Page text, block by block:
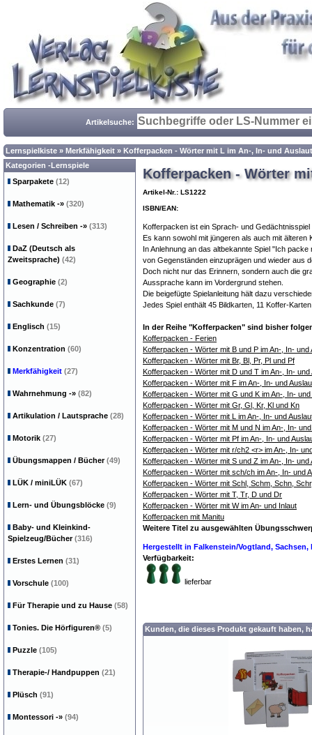
Artikelsuche:
Lernspielkiste » Merkfähigkeit » Kofferpacken - Wörter mit L im An-, In- und Auslaut
Kofferpacken - Wörter
Artikel-Nr.: LS1222
ISBN/EAN:
Kofferpacken ist ein Sprach- und
Es kann sowohl mit jüngeren als auch mit
In Anlehnung an das altbekannte Spiel "Ich
von Gegenständen einzuprägen und wieder aus
Doch nicht nur das Erinnern, sondern auch die
Aussprache kann im Vordergrund stehen.
Die beigefügte Spielanleitung hält dazu
Jedes Spiel enthält 45 Bildkarten, 11 Koffer-
In der Reihe "Kofferpacken" sind bisher
Kofferpacken - Ferien
Kofferpacken - Wörter mit B und P im An-, In- und
Kofferpacken - Wörter mit Br, Bl, Pr, Pl und Pf
Kofferpacken - Wörter mit D und T im An-, In- und
Kofferpacken - Wörter mit F im An-, In- und
Kofferpacken - Wörter mit G und K im An-, In- und
Kofferpacken - Wörter mit Gr, Gl, Kr, Kl und Kn
Kofferpacken - Wörter mit L im An-, In- und
Kofferpacken - Wörter mit M und N im An-, In-
Kofferpacken - Wörter mit Pf im An-, In- und
Kofferpacken - Wörter mit r/ch2 <r> im An-, In-
Kofferpacken - Wörter mit S und Z im An-, In- und
Kofferpacken - Wörter mit sch/ch im An-, In- und
Kofferpacken - Wörter mit Schl, Schm, Schn,
Kofferpacken - Wörter mit T, Tr, D und Dr
Kofferpacken - Wörter mit W im An- und Inlaut
Kofferpacken mit Manitu
Weitere Titel zu ausgewählten
Hergestellt in Falkenstein/Vogtland, Sachsen,
Verfügbarkeit:
lieferbar
Kunden, die dieses Produkt gekauft haben,
Kategorien -Lernspiele
Sparpakete (12)
Mathematik -» (320)
Lesen / Schreiben -» (313)
DaZ (Deutsch als
Zweitsprache) (42)
Geographie (2)
Sachkunde (7)
Englisch (15)
Konzentration (60)
Merkfähigkeit (27)
Wahrnehmung -» (82)
Artikulation / Lautsprache (28)
Motorik (27)
Übungsmappen / Bücher(49)
LÜK / miniLÜK (67)
Lern- und Übungsblöcke (9)
Baby- und Kleinkind-
Spielzeug/Bücher(316)
Erstes Lernen (31)
Vorschule (100)
Für Therapie und zu Hause (58)
Tonies. Die Hörfiguren® (5)
Puzzle (105)
Therapie-/ Handpuppen (21)
Plüsch (91)
Montessori -» (94)